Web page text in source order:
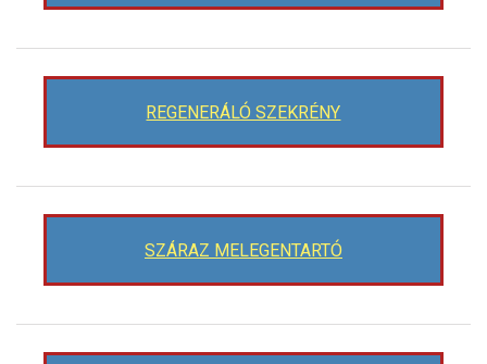
REGENERÁLÓ SZEKRÉNY
SZÁRAZ MELEGENTARTÓ